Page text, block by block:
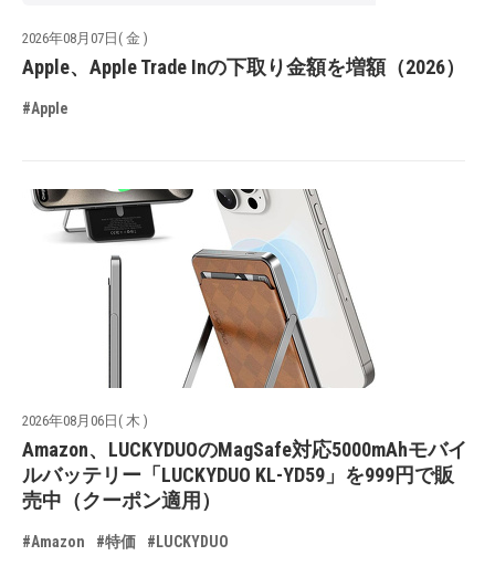
2026年08月07日( 金 )
Apple、Apple Trade Inの下取り金額を増額（2026）
#Apple
2026年08月06日( 木 )
Amazon、LUCKYDUOのMagSafe対応5000mAhモバイ
ルバッテリー「LUCKYDUO KL-YD59」を999円で販
売中（クーポン適用）
#Amazon #特価 #LUCKYDUO